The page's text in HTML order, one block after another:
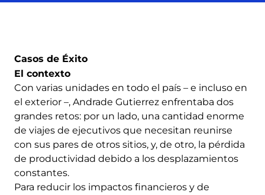
Casos de Éxito
El contexto
Con varias unidades en todo el país – e incluso en
el exterior –, Andrade Gutierrez enfrentaba dos
grandes retos: por un lado, una cantidad enorme
de viajes de ejecutivos que necesitan reunirse
con sus pares de otros sitios, y, de otro, la pérdida
de productividad debido a los desplazamientos
constantes.
Para reducir los impactos financieros y de